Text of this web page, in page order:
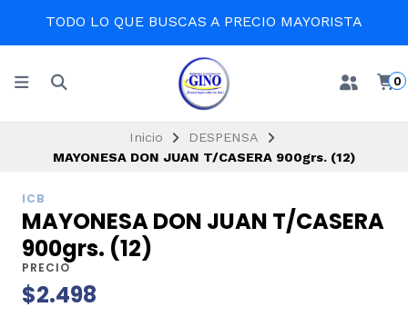
TODO LO QUE BUSCAS A PRECIO MAYORISTA
0
Inicio
DESPENSA
MAYONESA DON JUAN T/CASERA 900grs. (12)
ICB
MAYONESA DON JUAN T/CASERA
900grs. (12)
PRECIO
$2.498